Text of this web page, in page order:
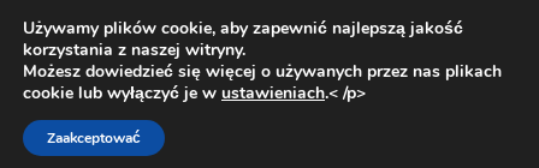
DOSTAWA od 31 zł
Pn.-pt. 9:00-16:00800 003 167
Przejdź
do
Przejdź
do
Używamy plików cookie, aby zapewnić najlepszą jakość
korzystania z naszej witryny.
Możesz dowiedzieć się więcej o używanych przez nas plikach
cookie lub wyłączyć je w ustawieniach.< /p>
Zaakceptować